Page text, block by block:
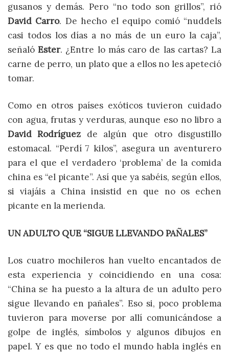
gusanos y demás. Pero “no todo son grillos”, rió
David Carro. De hecho el equipo comió “nuddels
casi todos los días a no más de un euro la caja”,
señalóEster. ¿Entre lo más caro de las cartas? La
carne de perro, un plato que a ellos no les apeteció
tomar.
Como en otros países exóticos tuvieron cuidado
con agua, frutas y verduras, aunque eso no libro a
David Rodríguez de algún que otro disgustillo
estomacal. “Perdí 7 kilos”, asegura un aventurero
para el que el verdadero ‘problema’ de la comida
china es “el picante”. Así que ya sabéis, según ellos,
si viajáis a China insistid en que no os echen
picante en la merienda.
UN ADULTO QUE “SIGUE LLEVANDO PAÑALES”
Los cuatro mochileros han vuelto encantados de
esta experiencia y coincidiendo en una cosa:
“China se ha puesto a la altura de un adulto pero
sigue llevando en pañales”. Eso si, poco problema
tuvieron para moverse por allí comunicándose a
golpe de inglés, símbolos y algunos dibujos en
papel. Y es que no todo el mundo habla inglés en